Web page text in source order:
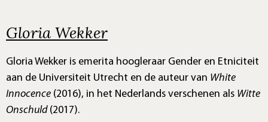
Gloria Wekker
Gloria Wekker is emerita hoogleraar Gender en Etniciteit
aan de Universiteit Utrecht en de auteur van White
Innocence (2016), in het Nederlands verschenen als Witte
Onschuld(2017).